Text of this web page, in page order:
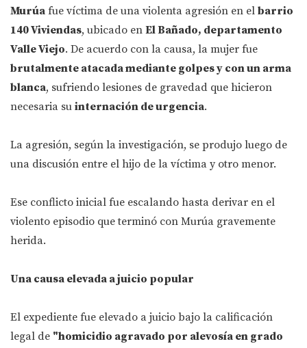
Murúa fue víctima de una violenta agresión en el barrio
140 Viviendas, ubicado en El Bañado, departamento
Valle Viejo. De acuerdo con la causa, la mujer fue
brutalmente atacada mediante golpes y con un arma
blanca, sufriendo lesiones de gravedad que hicieron
necesaria su internación de urgencia.
La agresión, según la investigación, se produjo luego de
una discusión entre el hijo de la víctima y otro menor.
Ese conflicto inicial fue escalando hasta derivar en el
violento episodio que terminó con Murúa gravemente
herida.
Una causa elevada a juicio popular
El expediente fue elevado a juicio bajo la calificación
legal de "homicidio agravado por alevosía en grado